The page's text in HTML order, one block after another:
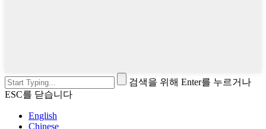
검색을 위해 Enter를 누르거나
ESC를 닫습니다
English
Chinese